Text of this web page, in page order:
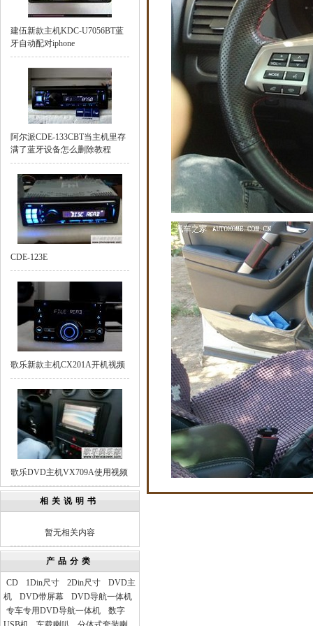
建伍新款主机KDC-U7056BT蓝
牙自动配对iphone
阿尔派CDE-133CBT当主机里存
满了蓝牙设备怎么删除教程
CDE-123E
歌乐新款主机CX201A开机视频
歌乐DVD主机VX709A使用视频
相关说明书
暂无相关内容
产品分类
CD 1Din尺寸 2Din尺寸
DVD主
机
DVD带屏幕
DVD导航一体机
专车专用DVD导航一体机
数字